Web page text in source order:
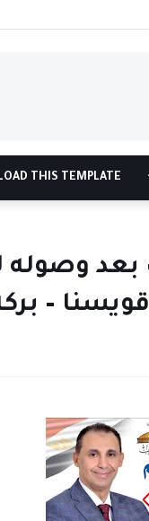
THIS TEMPLATE
وصوله